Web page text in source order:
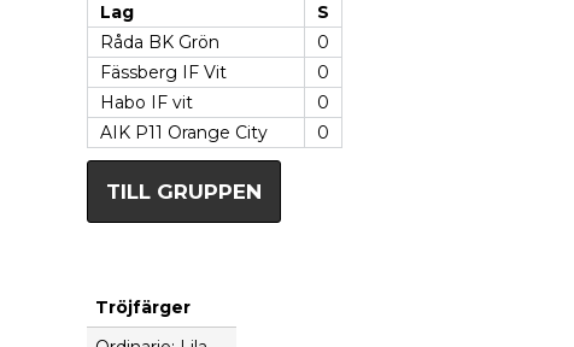
Lag
S
Råda BK Grön
0
Fässberg IF Vit
0
Habo IF vit
0
AIK P11 Orange City
0
TILL GRUPPEN
Tröjfärger